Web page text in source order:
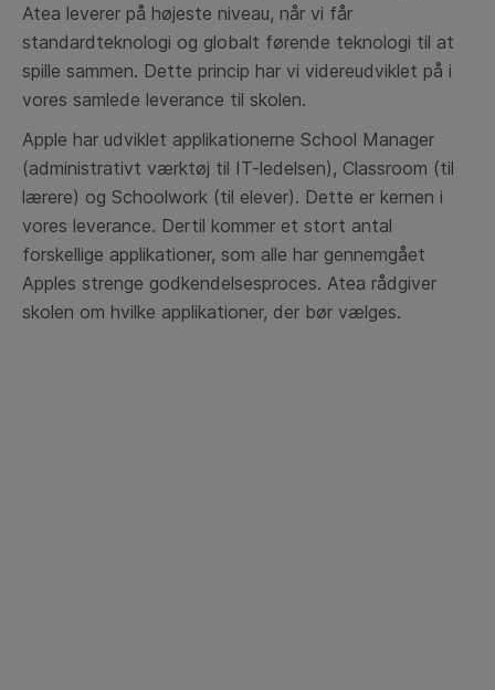
Atea leverer på højeste niveau, når vi får
standardteknologi og globalt førende teknologi til at
spille sammen. Dette princip har vi videreudviklet på i
vores samlede leverance til skolen.
Apple har udviklet applikationerne School Manager
(administrativt værktøj til IT-ledelsen), Classroom (til
lærere) og Schoolwork (til elever). Dette er kernen i
vores leverance. Dertil kommer et stort antal
forskellige applikationer, som alle har gennemgået
Apples strenge godkendelsesproces. Atea rådgiver
skolen om hvilke applikationer, der bør vælges.